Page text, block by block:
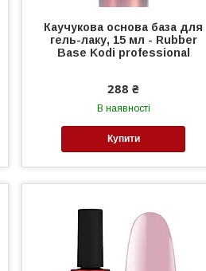
Каучукова основа база для
гель-лаку, 15 мл - Rubber
Base Kodi professional
288 ₴
В наявності
Купити